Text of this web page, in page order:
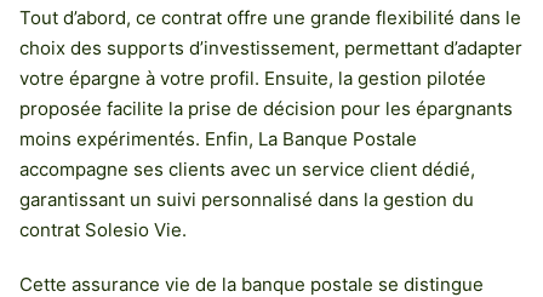
Tout d’abord, ce contrat offre une grande flexibilité dans le
choix des supports d’investissement, permettant d’adapter
votre épargne à votre profil. Ensuite, la gestion pilotée
proposée facilite la prise de décision pour les épargnants
moins expérimentés. Enfin, La Banque Postale
accompagne ses clients avec un service client dédié,
garantissant un suivi personnalisé dans la gestion du
contrat Solesio Vie.
Cette assurance vie de la banque postale se distingue